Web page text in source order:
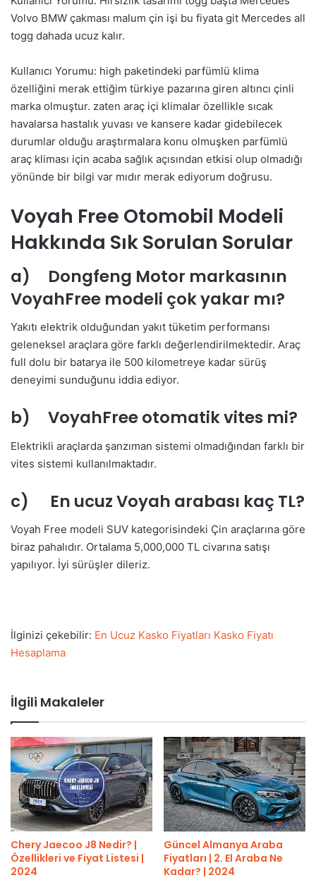
Volvo BMW çakması malum çin işi bu fiyata git Mercedes all
togg dahada ucuz kalır.
Kullanıcı Yorumu: high paketindeki parfümlü klima
özelliğini merak ettiğim türkiye pazarına giren altıncı çinli
marka olmuştur. zaten araç içi klimalar özellikle sıcak
havalarsa hastalık yuvası ve kansere kadar gidebilecek
durumlar olduğu araştırmalara konu olmuşken parfümlü
araç kliması için acaba sağlık açısından etkisi olup olmadığı
yönünde bir bilgi var mıdır merak ediyorum doğrusu.
Voyah Free Otomobil Modeli
Hakkında Sık Sorulan Sorular
a) Dongfeng Motor markasının
VoyahFree modeli çok yakar mı?
Yakıtı elektrik olduğundan yakıt tüketim performansı
geleneksel araçlara göre farklı değerlendirilmektedir. Araç
full dolu bir batarya ile 500 kilometreye kadar sürüş
deneyimi sunduğunu iddia ediyor.
b) VoyahFree otomatik vites mi?
Elektrikli araçlarda şanzıman sistemi olmadığından farklı bir
vites sistemi kullanılmaktadır.
c) En ucuz Voyah arabası kaç TL?
Voyah Free modeli SUV kategorisindeki Çin araçlarına göre
biraz pahalıdır. Ortalama 5,000,000 TL civarına satışı
yapılıyor. İyi sürüşler dileriz.
İlginizi çekebilir: En Ucuz Kasko Fiyatları Kasko Fiyatı
Hesaplama
İlgili Makaleler
Chery Jaecoo J8 Nedir? |
Özellikleri ve Fiyat Listesi |
2024
Güncel Almanya Araba
Fiyatları | 2. El Araba Ne
Kadar? | 2024